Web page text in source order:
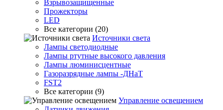
Взрывозащищенные
Прожекторы
LED
Все категории (20)
Источники света
Лампы светодиодные
Лампы ртутные высокого давления
Лампы люминисцентные
Газоразрядные лампы -ДНаТ
FST2
Все категории (9)
Управление освещением